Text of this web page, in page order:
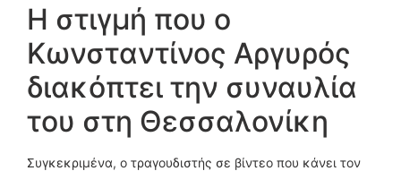
Η στιγμή που ο
Κωνσταντίνος Αργυρός
διακόπτει την συναυλία
του στη Θεσσαλονίκη
Συγκεκριμένα, ο τραγουδιστής σε βίντεο που κάνει τον